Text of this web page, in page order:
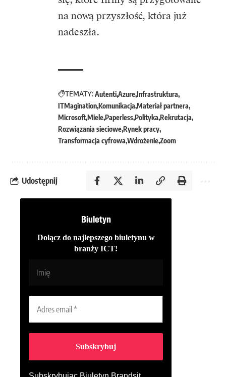
na nową przyszłość, która już
nadeszła.
TEMATY:AutentiAzureInfrastruktura
ITMaginationKomunikacja Materiał partnera
MicrosoftMielePaperlessPolityka Rekrutacja
Rozwiązania siecioweRynek pracy
Transformacja cyfrowa WdrożenieZoom
Udostępnij
Biuletyn
Dołącz do najlepszego biuletynu w
branży ICT!